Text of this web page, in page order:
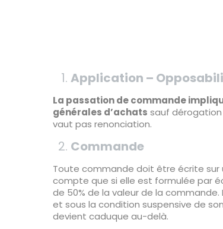
Application –
La passation de commande
générales d’achats sauf
vaut pas renonciation.
Commande
Toute commande doit être écrite
compte que si elle est formulée par
de 50% de la valeur de la
et sous la condition suspensive de
devient caduque au-delà.